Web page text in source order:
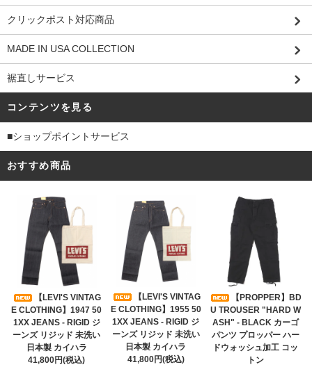
クリックポスト対応商品
MADE IN USA COLLECTION
裾直しサービス
コンテンツを見る
■ショップポイントサービス
おすすめ商品
【LEVI'S VINTAG
E CLOTHING】1947 50
1XX JEANS - RIGID ジ
ーンズ リジッド 未洗い
日本製 カイハラ
41,800円(税込)
【LEVI'S VINTAG
E CLOTHING】1955 50
1XX JEANS - RIGID ジ
ーンズ リジッド 未洗い
日本製 カイハラ
41,800円(税込)
【PROPPER】BD
U TROUSER "HARD W
ASH" - BLACK カーゴ
パンツ プロッパー ハー
ドウォッシュ加工 コッ
トン